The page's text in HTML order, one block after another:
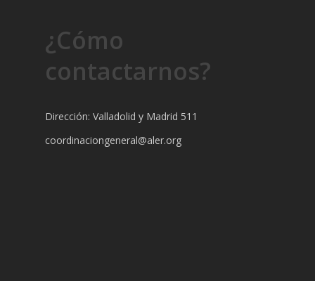
¿Cómo
contactarnos?
Dirección: Valladolid y Madrid 511
coordinaciongeneral@aler.org